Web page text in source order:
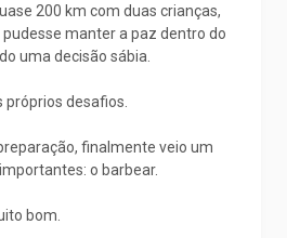
200 km com duas crianças,
manter a paz dentro do
uma decisão sábia.
desafios.
finalmente veio um
o barbear.
bom.